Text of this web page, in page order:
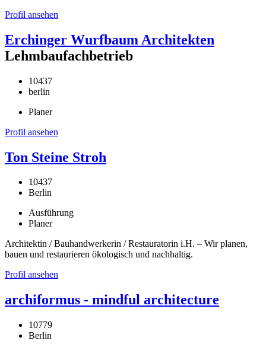
Profil ansehen
Erchinger Wurfbaum Architekten
Lehmbaufachbetrieb
10437
berlin
Planer
Profil ansehen
Ton Steine Stroh
10437
Berlin
Ausführung
Planer
Architektin / Bauhandwerkerin / Restauratorin i.H. – Wir planen,
bauen und restaurieren ökologisch und nachhaltig.
Profil ansehen
archiformus - mindful architecture
10779
Berlin